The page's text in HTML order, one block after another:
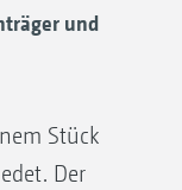
und
Stück
Der